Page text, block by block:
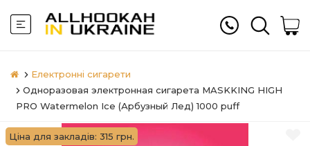
Електронні сигарети
Одноразовая электронная сигарета MASKKING HIGH
PRO Watermelon Ice (Арбузный Лед) 1000 puff
Ціна для закладів: 315 грн.